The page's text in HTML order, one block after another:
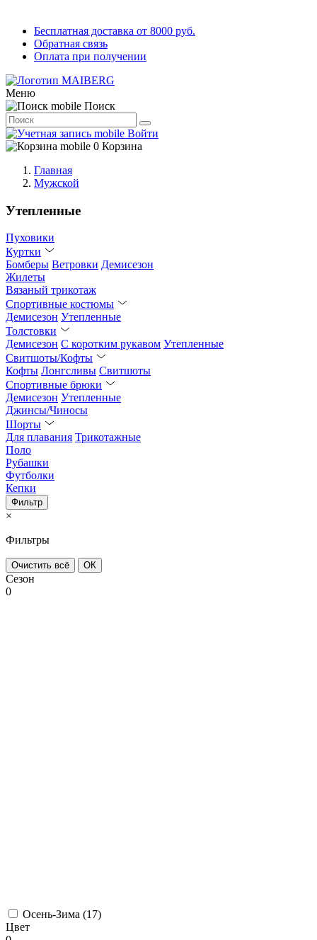
Бесплатная доставка от 8000 руб.
Обратная связь
Оплата при получении
Меню
Поиск
Войти
0 Корзина
Главная
Мужской
Утепленные
Пуховики
Куртки
Бомберы Ветровки Демисезон
Жилеты
Вязаный трикотаж
Спортивные костюмы
Демисезон Утепленные
Толстовки
Демисезон С коротким рукавом Утепленные
Свитшоты/Кофты
Кофты Лонгсливы Свитшоты
Спортивные брюки
Демисезон Утепленные
Джинсы/Чиносы
Шорты
Для плавания Трикотажные
Поло
Рубашки
Футболки
Кепки
Фильтр
×
Фильтры
Очистить всё ОК
Сезон
0
Осень-Зима (17)
Цвет